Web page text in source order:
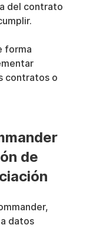
del contrato
forma
contratos o
de
datos